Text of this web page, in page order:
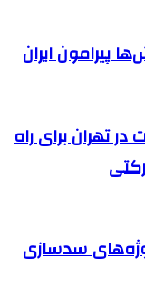
پیرامون ایران
تهران برای راه
سدسازی